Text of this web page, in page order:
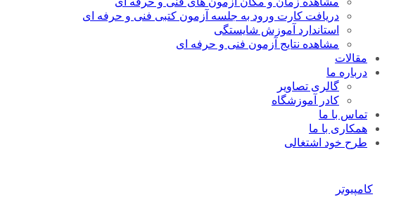
دریافت کارت ورود به جلسه آزمون کتبی فنی و حرفه ای
استاندارد آموزش شایستگی
مشاهده نتایج آزمون فنی و حرفه ای
مقالات
درباره ما
گالری تصاویر
کادر آموزشگاه
تماس با ما
همکاری با ما
طرح خود اشتغالی
کامپیوتر